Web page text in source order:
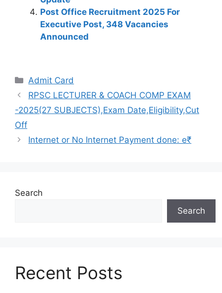
Post Office Recruitment 2025 For
Executive Post, 348 Vacancies
Announced
Admit Card
RPSC LECTURER & COACH COMP EXAM
-2025(27 SUBJECTS),Exam Date,Eligibility,Cut
Off
Internet or No Internet Payment done: e₹
Search
Search
Recent Posts